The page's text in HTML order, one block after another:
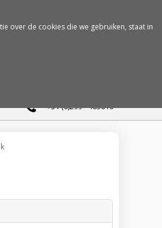
+31 (0)299 - 463610
over de cookies die we gebruiken, staat in